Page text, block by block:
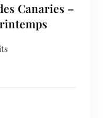
Canaries –